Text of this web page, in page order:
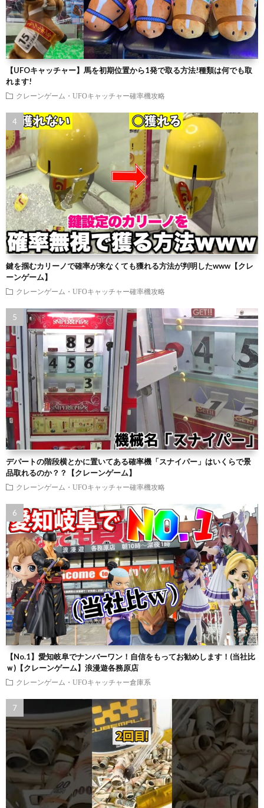
【UFOキャッチャー】馬を初期位置から1発で取る方法!種類は何でも取
れます!
クレーンゲーム・UFOキャッチャー確率機攻略
鍵を掴むカリーノで確率が来なくても獲れる方法が判明したwww【クレ
ーンゲーム】
クレーンゲーム・UFOキャッチャー確率機攻略
デパートの階段横とかに置いてある確率機「スナイパー」はいくらで景
品取れるのか？？【クレーンゲーム】
クレーンゲーム・UFOキャッチャー確率機攻略
【No.1】愛知岐阜でナンバーワン！自信をもってお勧めします！(当社比
ｗ)【クレーンゲーム】浪漫遊各務原店
クレーンゲーム・UFOキャッチャー倉庫系